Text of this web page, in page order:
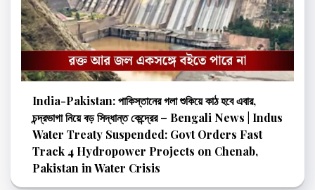
India-Pakistan: পাকিস্তানের গলা শুকিয়ে কাঠ হবে এবার,
চন্দ্রভাগা নিয়ে বড় সিদ্ধান্ত কেন্দ্রের – Bengali News | Indus
Water Treaty Suspended: Govt Orders Fast
Track 4 Hydropower Projects on Chenab,
Pakistan in Water Crisis